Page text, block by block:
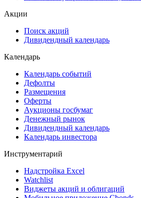
ESG
Самые популярные облигации на
Дивидендный календарь
Календарь
Календарь событий
Дефолты
Размещения
Оферты
Денежный рынок
Календарь инвестора
Инструментарий